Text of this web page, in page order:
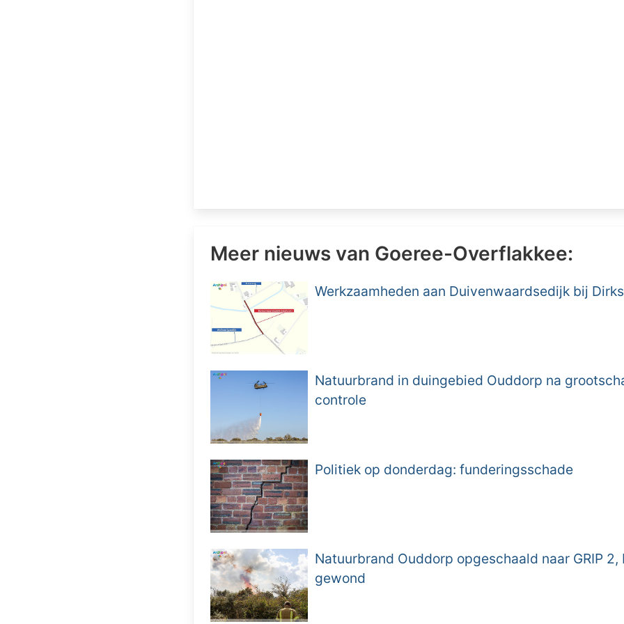
Meer nieuws van Goeree-Overflakkee:
Werkzaamheden aan Duivenwaardsedijk bij
Natuurbrand in duingebied Ouddorp na
controle
Politiek op donderdag: funderingsschade
Natuurbrand Ouddorp opgeschaald naar GRIP
gewond